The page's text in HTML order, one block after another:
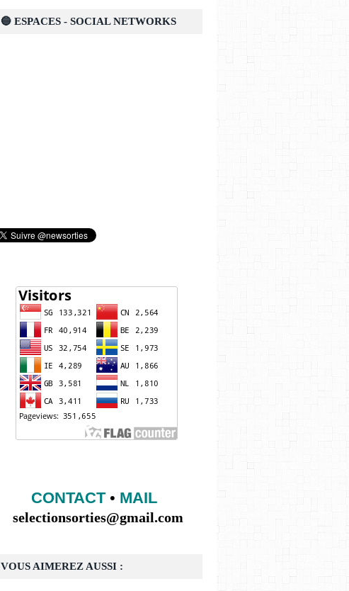
VOUS AIMEREZ AUSSI :
🔵 ESPACES - SOCIAL NETWORKS
CONTACT• MAIL
selectionsorties@gmail.com